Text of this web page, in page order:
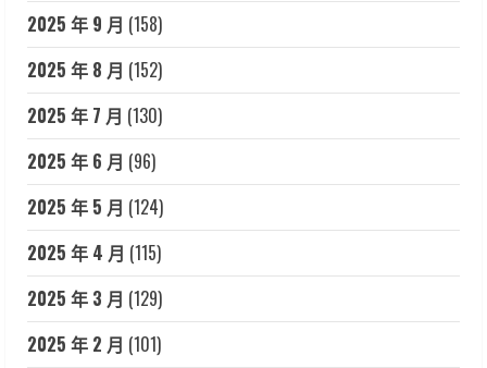
2025 年 9 月 (158)
2025 年 8 月 (152)
2025 年 7 月 (130)
2025 年 6 月 (96)
2025 年 5 月 (124)
2025 年 4 月 (115)
2025 年 3 月 (129)
2025 年 2 月 (101)